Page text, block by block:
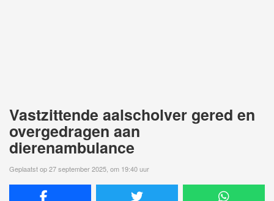
Vastzittende aalscholver gered en
overgedragen aan
dierenambulance
Geplaatst op 27 september 2025, om 19:40 uur